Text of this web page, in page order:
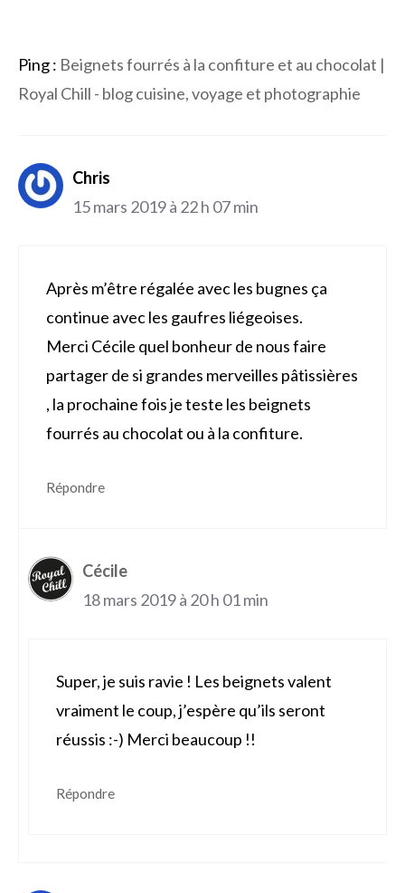
Ping : Beignets fourrés à la confiture et au chocolat |
Royal Chill - blog cuisine, voyage et photographie
Chris
15 mars 2019 à 22 h 07 min
Après m’être régalée avec les bugnes ça
continue avec les gaufres liégeoises.
Merci Cécile quel bonheur de nous faire
partager de si grandes merveilles pâtissières
, la prochaine fois je teste les beignets
fourrés au chocolat ou à la confiture.
Répondre
Cécile
18 mars 2019 à 20 h 01 min
Super, je suis ravie ! Les beignets valent
vraiment le coup, j’espère qu’ils seront
réussis :-) Merci beaucoup !!
Répondre